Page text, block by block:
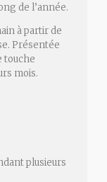
de l’année.
à partir de
Présentée
touche
mois.
plusieurs